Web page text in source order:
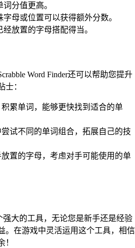
分值更高。
字母或位置可以获得额外分数。
放置的字母搭配得当。
Word Finder还可以帮助您提升
士：
累单词，能够更快找到适合的单
试不同的单词组合，拓展自己的技
置的字母，考虑对手可能使用的单
强大的工具，无论您是新手还是经验
。在游戏中灵活运用这个工具，相信
！